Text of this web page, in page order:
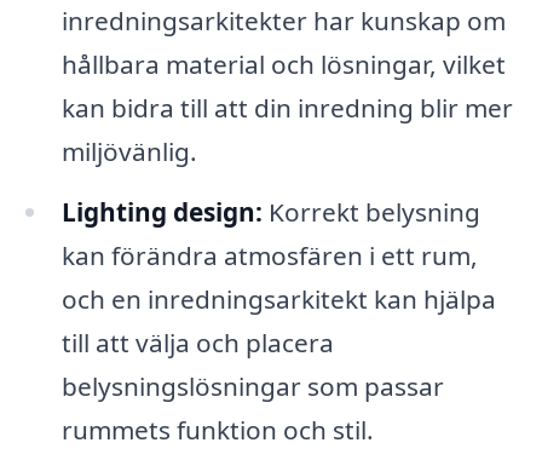
inredningsarkitekter har kunskap om
hållbara material och lösningar, vilket
kan bidra till att din inredning blir mer
miljövänlig.
Lighting design: Korrekt belysning
kan förändra atmosfären i ett rum,
och en inredningsarkitekt kan hjälpa
till att välja och placera
belysningslösningar som passar
rummets funktion och stil.